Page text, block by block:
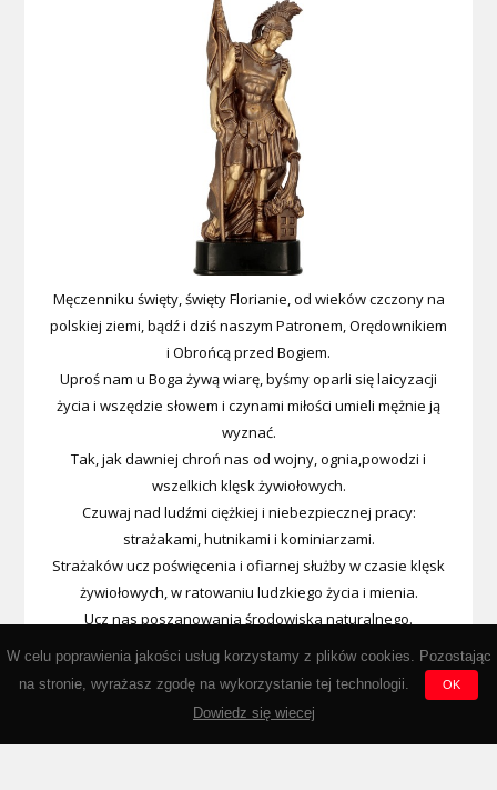
Męczenniku święty, święty Florianie, od wieków czczony na
polskiej ziemi, bądź i dziś naszym Patronem, Orędownikiem
i Obrońcą przed Bogiem.
Uproś nam u Boga żywą wiarę, byśmy oparli się laicyzacji
życia i wszędzie słowem i czynami miłości umieli mężnie ją
wyznać.
Tak, jak dawniej chroń nas od wojny, ognia,powodzi i
wszelkich klęsk żywiołowych.
Czuwaj nad ludźmi ciężkiej i niebezpiecznej pracy:
strażakami, hutnikami i kominiarzami.
Strażaków ucz poświęcenia i ofiarnej służby w czasie klęsk
żywiołowych, w ratowaniu ludzkiego życia i mienia.
Ucz nas poszanowania środowiska naturalnego.
Wypraszaj nam u Boga łaski i cnotę męstwa, abyśmy kiedyś
zasłużyli na wieczną nagrodę w niebie. Amen.
W celu poprawienia jakości usług korzystamy z plików cookies. Pozostając
na stronie, wyrażasz zgodę na wykorzystanie tej technologii.
OK
Dowiedz się wiecej